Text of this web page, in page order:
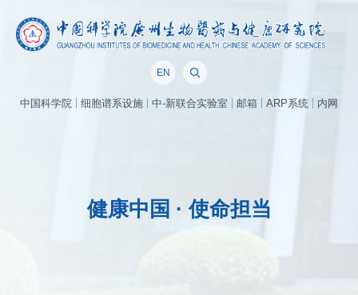
EN
中国科学院 细胞谱系设施 中-新联合实验室 邮箱 ARP系统 内网
健康中国 · 使命担当